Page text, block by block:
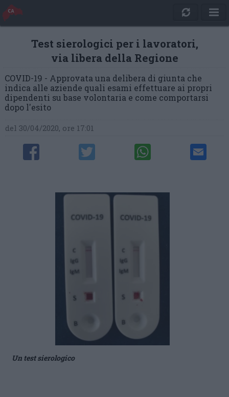
Test sierologici per i lavoratori,
via libera della Regione
COVID-19 - Approvata una delibera di giunta che
indica alle aziende quali esami effettuare ai propri
dipendenti su base volontaria e come comportarsi
dopo l'esito
del 30/04/2020, ore 17:01
Un test sierologico